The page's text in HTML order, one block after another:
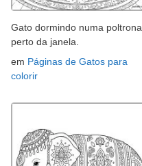
Gato dormindo numa poltrona
perto da janela.
em Páginas de Gatos para
colorir